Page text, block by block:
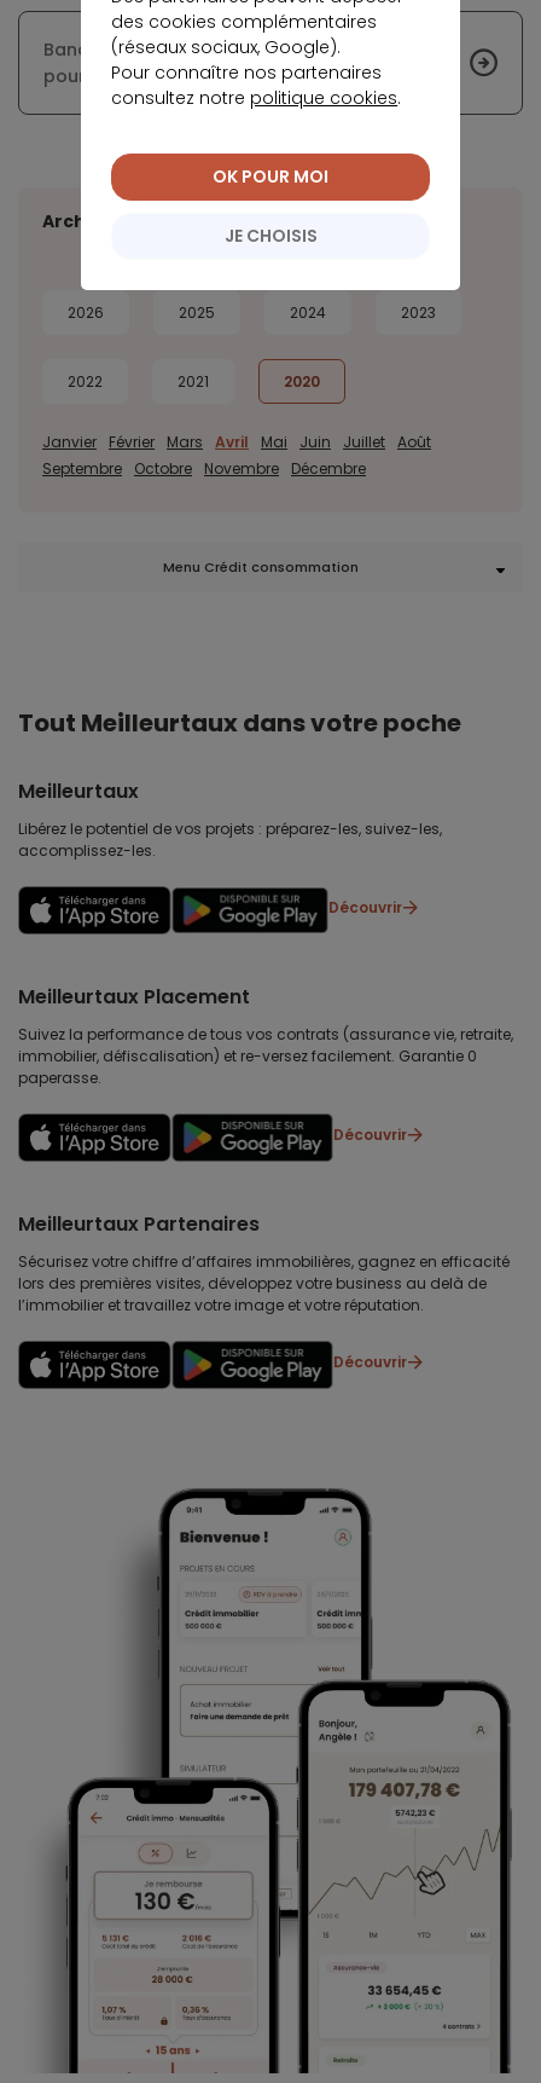
Banque Casino adopte la stratégie omnicanal
pour son service client
Archives
2026 2025 2024 2023
2022 2021 2020
Janvier Février Mars Avril Mai Juin Juillet Août
Septembre
Octobre Novembre Décembre
Menu Crédit consommation
Tout Meilleurtaux dans votre poche
Meilleurtaux
Libérez le potentiel de vos projets : préparez-les, suivez-les,
accomplissez-les.
Découvrir
Meilleurtaux Placement
Suivez la performance de tous vos contrats (assurance vie, retraite,
immobilier, défiscalisation) et re-versez facilement. Garantie 0
paperasse.
Découvrir
Meilleurtaux Partenaires
Sécurisez votre chiffre d’affaires immobilières, gagnez en efficacité
lors des premières visites, développez votre business au delà de
l’immobilier et travaillez votre image et votre réputation.
Découvrir
des cookies complémentaires
(réseaux sociaux, Google).
Pour connaître nos partenaires
consultez notre politique cookies.
JE CHOISIS
OK POUR MOI